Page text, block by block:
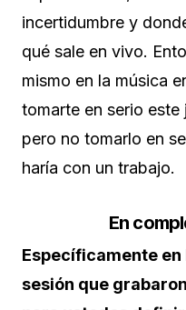
incertidumbre y
qué sale en vivo.
mismo en la música
tomarte en serio este
pero no tomarlo en
haría con un trabajo.
En
Específicamente en
sesión que